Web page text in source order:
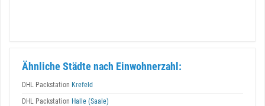
Ähnliche Städte nach Einwohnerzahl:
DHL Packstation Krefeld
DHL Packstation Halle (Saale)